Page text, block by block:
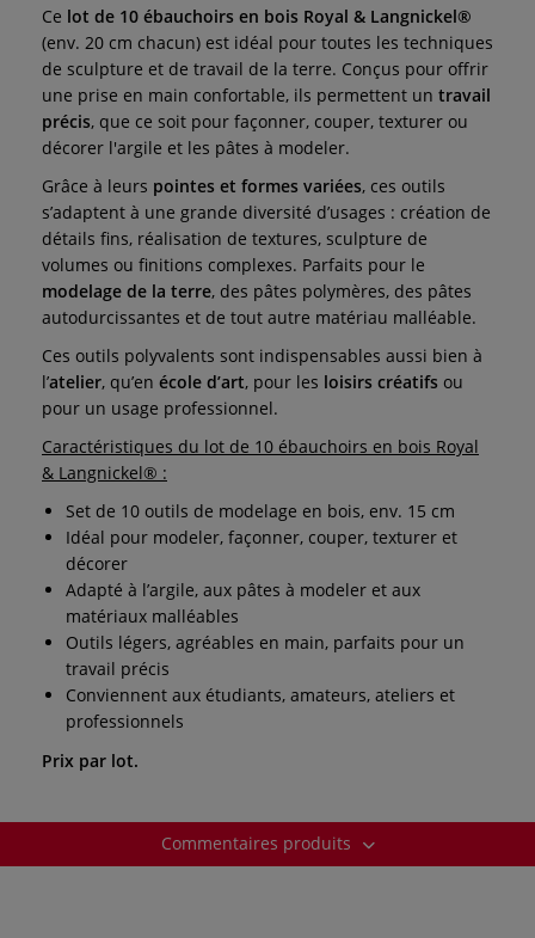
Ce lot de 10 ébauchoirs en bois Royal & Langnickel®
(env. 20 cm chacun) est idéal pour toutes les techniques
de sculpture et de travail de la terre. Conçus pour offrir
une prise en main confortable, ils permettent un travail
précis, que ce soit pour façonner, couper, texturer ou
décorer l'argile et les pâtes à modeler.
Grâce à leurs pointes et formes variées, ces outils
s’adaptent à une grande diversité d’usages : création de
détails fins, réalisation de textures, sculpture de
volumes ou finitions complexes. Parfaits pour le
modelage de la terre, des pâtes polymères, des pâtes
autodurcissantes et de tout autre matériau malléable.
Ces outils polyvalents sont indispensables aussi bien à
l’atelier, qu’en école d’art, pour les loisirs créatifs ou
pour un usage professionnel.
Caractéristiques du lot de 10 ébauchoirs en bois Royal
& Langnickel® :
Set de 10 outils de modelage en bois, env. 15 cm
Idéal pour modeler, façonner, couper, texturer et
décorer
Adapté à l’argile, aux pâtes à modeler et aux
matériaux malléables
Outils légers, agréables en main, parfaits pour un
travail précis
Conviennent aux étudiants, amateurs, ateliers et
professionnels
Prix par lot.
Commentaires produits